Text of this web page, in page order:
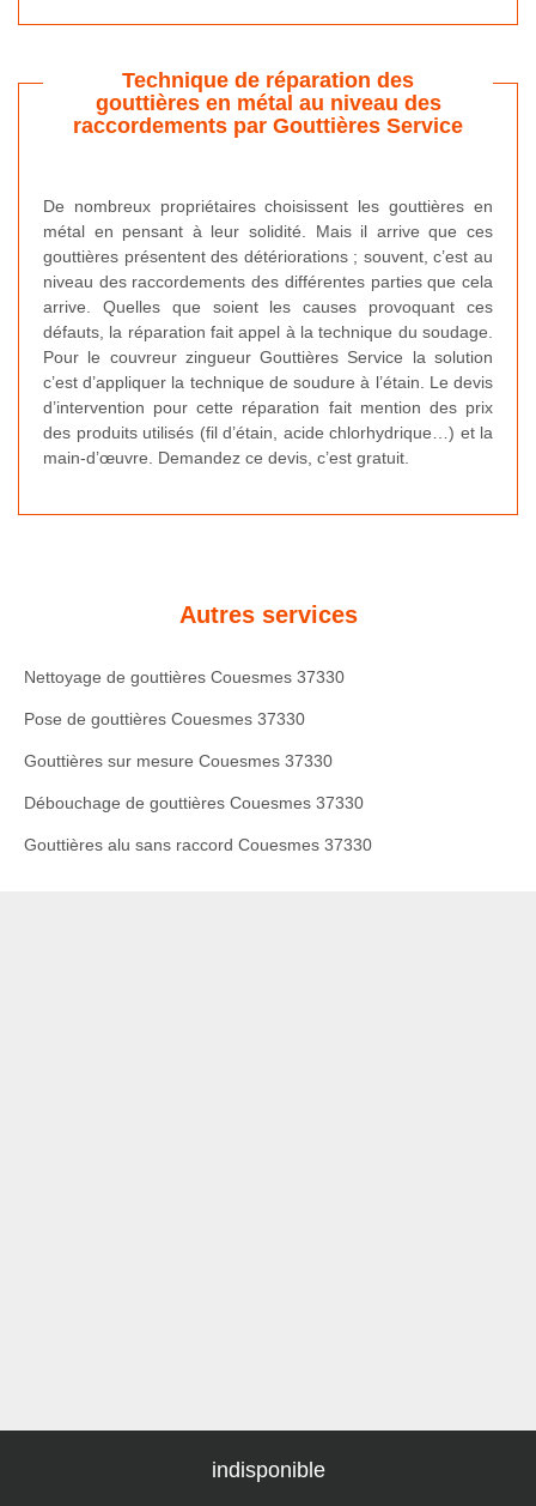
Technique de réparation des
gouttières en métal au niveau des
raccordements par Gouttières Service
De nombreux propriétaires choisissent les gouttières en
métal en pensant à leur solidité. Mais il arrive que ces
gouttières présentent des détériorations ; souvent, c’est au
niveau des raccordements des différentes parties que cela
arrive. Quelles que soient les causes provoquant ces
défauts, la réparation fait appel à la technique du soudage.
Pour le couvreur zingueur Gouttières Service la solution
c’est d’appliquer la technique de soudure à l’étain. Le devis
d’intervention pour cette réparation fait mention des prix
des produits utilisés (fil d’étain, acide chlorhydrique…) et la
main-d’œuvre. Demandez ce devis, c’est gratuit.
Autres services
Nettoyage de gouttières Couesmes 37330
Pose de gouttières Couesmes 37330
Gouttières sur mesure Couesmes 37330
Débouchage de gouttières Couesmes 37330
Gouttières alu sans raccord Couesmes 37330
indisponible